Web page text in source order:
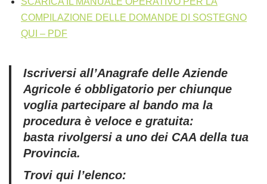
COMPILAZIONE DELLE DOMANDE DI SOSTEGNO
QUI – PDF
Iscriversi all’Anagrafe delle Aziende
Agricole é obbligatorio per chiunque
voglia partecipare al bando ma la
procedura è veloce e gratuita:
basta rivolgersi a uno dei CAA della tua
Provincia.
Trovi qui l’elenco: